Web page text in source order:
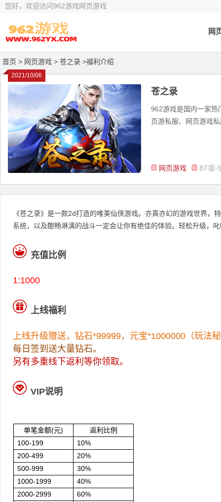
您好，欢迎访问962游戏网页游戏
网
首页 > 网页游戏 > 苍之录 >福利介绍
2021/10/06
苍之录
962游戏是国内一家热
页游私服、网页游戏
网页游戏 BT版-
《苍之录》是一款2d打造的唯美仙侠游戏。亦真亦幻的游戏世界
系统，以及酣畅淋漓的战斗一定会让你有绝佳的体验。轻松升级，
充值比例
1:1000
上线福利
上线升级赠送，钻石*99999，元宝*1000000（玩法
每日签到送大量钻石。
另有多重线下返利等你领取。
VIP说明
单笔金额(元)
返利比例
100-199
10%
200-499
20%
500-999
30%
1000-1999
40%
2000-2999
60%